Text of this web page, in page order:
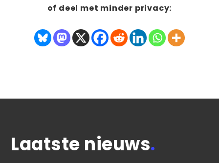
of deel met minder privacy:
Laatste nieuws.